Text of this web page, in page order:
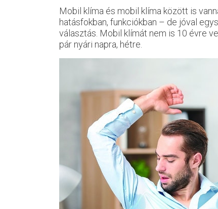
Mobil klíma és mobil klíma között is
hatásfokban, funkciókban – de jóval
választás. Mobil klímát nem is 10 évre
pár nyári napra, hétre.